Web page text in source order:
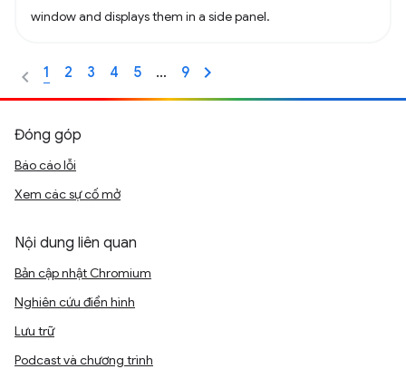
window and displays them in a side panel.
1 2 3 4 5 … 9
Đóng góp
Báo cáo lỗi
Xem các sự cố mở
Nội dung liên quan
Bản cập nhật Chromium
Nghiên cứu điển hình
Lưu trữ
Podcast và chương trình